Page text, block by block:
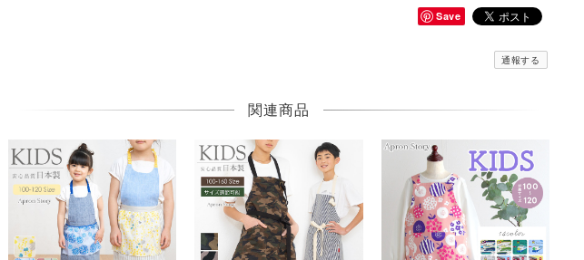
Save
通報する
関連商品